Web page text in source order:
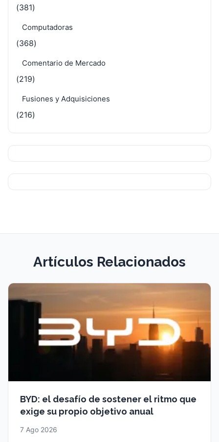
(381)
Computadoras
(368)
Comentario de Mercado
(219)
Fusiones y Adquisiciones
(216)
Artículos Relacionados
BYD: el desafío de sostener el ritmo que
exige su propio objetivo anual
7 Ago 2026